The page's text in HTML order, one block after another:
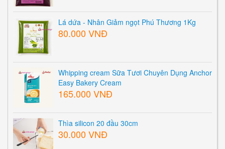
Lá dứa - Nhân Giảm ngọt Phú Thương 1Kg
80.000 VNĐ
Whipping cream Sữa Tươi Chuyên Dụng Anchor
Easy Bakery Cream
165.000 VNĐ
Thìa silicon 20 đầu 30cm
30.000 VNĐ